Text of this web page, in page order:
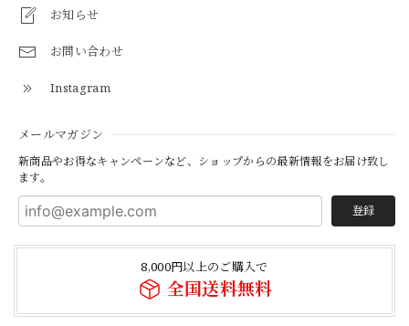
お知らせ
お問い合わせ
Instagram
メールマガジン
新商品やお得なキャンペーンなど、ショップからの最新情報をお届け致し
ます。
登録
8,000円以上のご購入で
全国送料無料